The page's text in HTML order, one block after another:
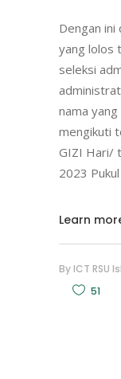
Dengan
yang lolos
seleksi
nama
mengikuti
GIZI Hari/
2023
Learn
By ICT RSU
51